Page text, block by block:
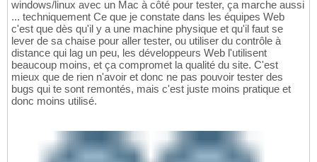
windows/linux avec un Mac à côté pour tester, ça marche aussi
... techniquement Ce que je constate dans les équipes Web
c'est que dès qu'il y a une machine physique et qu'il faut se
lever de sa chaise pour aller tester, ou utiliser du contrôle à
distance qui lag un peu, les développeurs Web l'utilisent
beaucoup moins, et ça compromet la qualité du site. C'est
mieux que de rien n'avoir et donc ne pas pouvoir tester des
bugs qui te sont remontés, mais c'est juste moins pratique et
donc moins utilisé.